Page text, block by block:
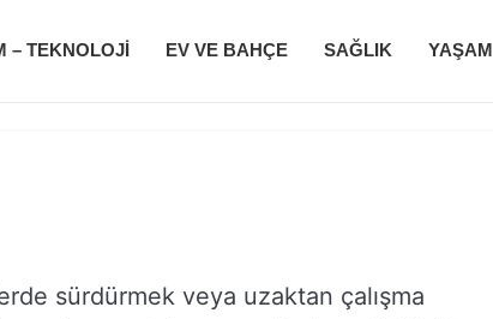
– TEKNOLOJI EV VE BAHÇE SAĞLIK YAŞAM
sürdürmek veya uzaktan çalışma